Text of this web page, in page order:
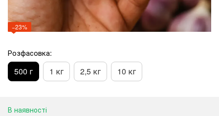
−23%
Розфасовка:
500 г 1 кг 2,5 кг 10 кг
В наявності